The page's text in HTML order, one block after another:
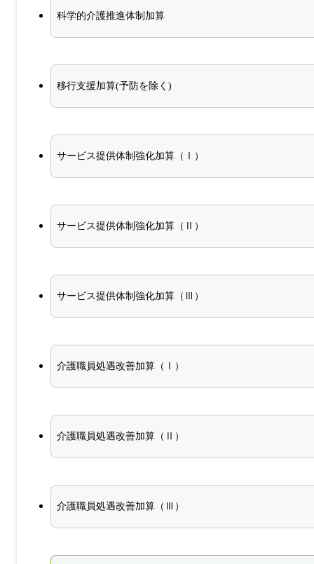
科学的介護推進体制加算
移行支援加算(予防を除く)
サービス提供体制強化加算（Ⅰ）
サービス提供体制強化加算（Ⅱ）
サービス提供体制強化加算（Ⅲ）
介護職員処遇改善加算（Ⅰ）
介護職員処遇改善加算（Ⅱ）
介護職員処遇改善加算（Ⅲ）